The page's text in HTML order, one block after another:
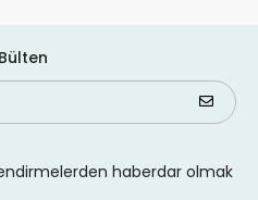
haberdar olmak